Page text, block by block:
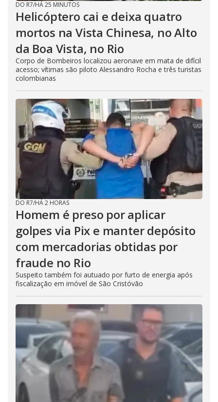
DO R7/HÁ 25 MINUTOS
Helicóptero cai e deixa quatro
mortos na Vista Chinesa, no Alto
da Boa Vista, no Rio
Corpo de Bombeiros localizou aeronave em mata de difícil
acesso; vítimas são piloto Alessandro Rocha e três turistas
colombianas
DO R7/HÁ 2 HORAS
Homem é preso por aplicar
golpes via Pix e manter depósito
com mercadorias obtidas por
fraude no Rio
Suspeito também foi autuado por furto de energia após
fiscalização em imóvel de São Cristóvão